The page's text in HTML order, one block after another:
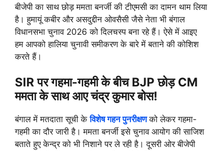
बीजेपी का साथ छोड़ ममता बनर्जी की टीएमसी का दामन थाम लिया
है। हुमायूं कबीर और असदुद्दीन ओवसैसी जैसे नेता भी बंगाल
विधानसभा चुनाव 2026 को दिलचस्प बना रहे हैं। ऐसे में आइए
हम आपको हालिया चुनावी समीकरण के बारे में बताने की कोशिश
करते हैं।
SIR पर गहमा-गहमी के बीच BJP छोड़ CM
ममता के साथ आए चंद्र कुमार बोस!
बंगाल में मतदाता सूची केविशेष गहन पुनरीक्षणको लेकर गहमा-
गहमी का दौर जारी है। ममता बनर्जी इसे चुनाव आयोग की साजिश
बताते हुए केन्द्र को भी निशाने पर ले रही है। दूसरी ओर बीजेपी